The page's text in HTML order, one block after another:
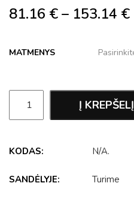
81.16 €– 153.14 €
MATMENYS
Į KREPŠELĮ
KODAS: N/A.
SANDĖLYJE: Turime